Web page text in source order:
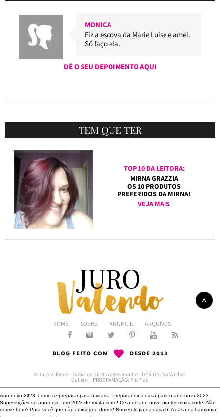
MONICA
Fiz a escova da Marie Luise e amei.
Só faço ela.
DÊ O SEU DEPOIMENTO AQUI
TEM QUE TER
TOP 10 DA LEITORA:
MIRNA GRAZZIA
OS 10 PRODUTOS
PREFERIDOS DA MIRNA!
VEJA MAIS
HOME SOBRE ANUNCIE ARQUIVOS
BLOG FEITO COM DESDE 2013
© Juro Valendo - Todos os Direitos Reservados | DESIGN: My Wishes
Gallery | PROGRAMAÇÃO: PlicPlac
Ano novo 2023: como se preparar para a virada! Preparando a casa para o ano novo 2023
Superstições de ano novo: um 2023 de muita sorte! Ceia de ano novo pra ter muita sorte! Não
dorme bem? Para você que não consegue dormir! Numerologia da casa 6: A casa da harmonia!